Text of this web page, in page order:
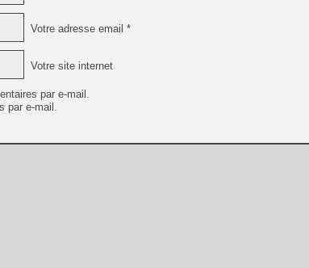
[GK] Guillermo del Toro
Votre adresse email *
Votre site internet
par e-mail.
par e-mail.